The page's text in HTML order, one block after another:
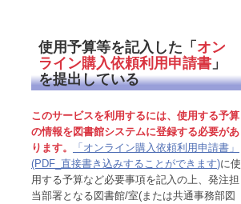
使用予算等を記入した「 オン
ライン購入依頼利用申請書」
を提出している
このサービスを利用するには、使用する予算
の情報を図書館システムに登録する必要があ
ります。
「オンライン購入依頼利用申請書」
(PDF_ 直接書き込みすることができます)に使
用する予算など必要事項を記入の上、発注担
当部署となる図書館/室(または共通事務部図